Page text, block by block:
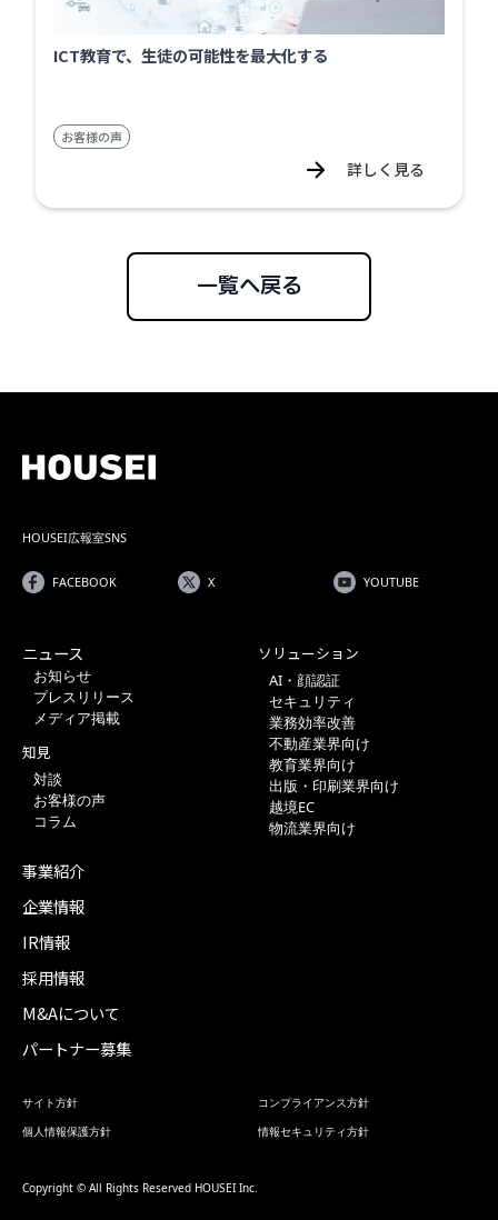
ICT教育で、生徒の可能性を最大化する
お客様の声
詳しく見る
一覧へ戻る
HOUSEI広報室SNS
FACEBOOK X YOUTUBE
ニュース
お知らせ
プレスリリース
メディア掲載
知見
対談
お客様の声
コラム
ソリューション
AI・顔認証
セキュリティ
業務効率改善
不動産業界向け
教育業界向け
出版・印刷業界向け
越境EC
物流業界向け
事業紹介
企業情報
IR情報
採用情報
M&Aについて
パートナー募集
サイト方針
コンプライアンス方針
個人情報保護方針
情報セキュリティ方針
Copyright © All Rights Reserved HOUSEI Inc.